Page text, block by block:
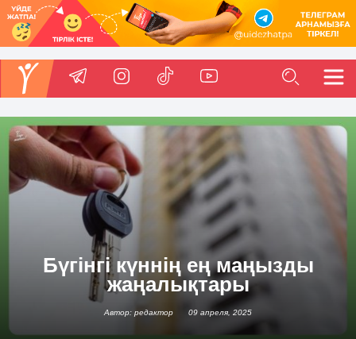
Бүгінгі күннің ең маңызды
жаңалықтары
Автор: редактор 09 апреля, 2025